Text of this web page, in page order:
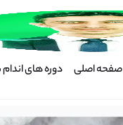
صفحه اصلی دوره های اندام
برای